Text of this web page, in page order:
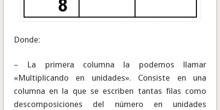
Donde:
– La primera columna la podemos llamar
«Multiplicando en unidades». Consiste en una
columna en la que se escriben tantas filas como
descomposiciones del número en unidades